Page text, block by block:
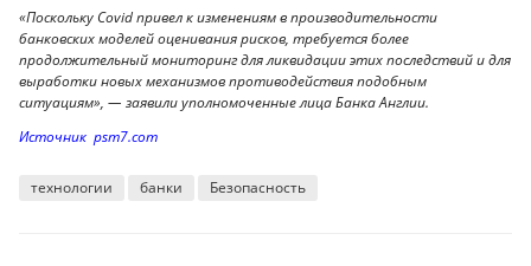
«Поскольку Covid привел к изменениям в производительности
банковских моделей оценивания рисков, требуется более
продолжительный мониторинг для ликвидации этих последствий и для
выработки новых механизмов противодействия подобным
ситуациям», — заявили уполномоченные лица Банка Англии.
Источник psm7.com
технологии банки Безопасность